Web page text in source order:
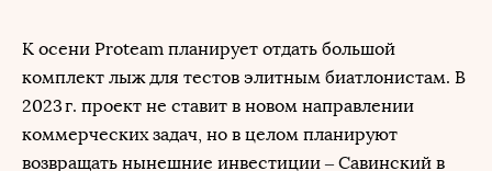
К осени Proteam планирует отдать большой
комплект лыж для тестов элитным биатлонистам. В
2023 г. проект не ставит в новом направлении
коммерческих задач, но в целом планируют
возвращать нынешние инвестиции – Савинский в